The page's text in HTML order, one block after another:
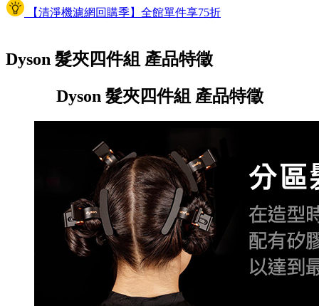
【清淨機濾網回購季】全館單件享75折
Dyson 髮夾四件組 產品特徵
Dyson 髮夾四件組 產品特徵